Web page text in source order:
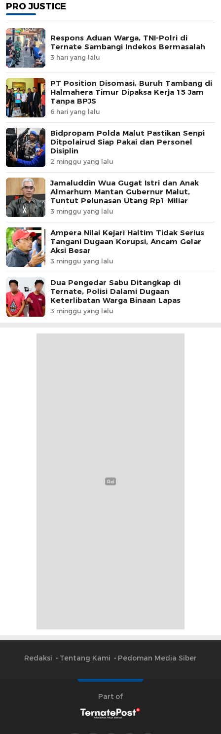
PRO JUSTICE
Respons Aduan Warga, TNI-Polri di
Ternate Sambangi Indekos Bermasalah
3 hari yang lalu
PT Position Disomasi, Buruh Tambang di
Halmahera Timur Dipaksa Kerja 15 Jam
Tanpa BPJS
6 hari yang lalu
Bidpropam Polda Malut Pastikan Senpi
Ditpolairud Siap Pakai dan Personel
Disiplin
2 minggu yang lalu
Jamaluddin Wua Gugat Istri dan Anak
Almarhum Mantan Gubernur Malut,
Tuntut Pelunasan Utang Rp1 Miliar
3 minggu yang lalu
Ampera Nilai Kejari Haltim Tidak Serius
Tangani Dugaan Korupsi, Ancam Gelar
Aksi Besar
3 minggu yang lalu
Dua Pengedar Sabu Ditangkap di
Ternate, Polisi Dalami Dugaan
Keterlibatan Warga Binaan Lapas
3 minggu yang lalu
Redaksi Tentang Kami Pedoman Media Siber
Part of